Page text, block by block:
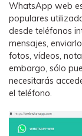
WhatsApp web
populares
desde teléfonos
mensajes,
fotos, vídeos,
embargo, sólo
necesitarás
el teléfono.